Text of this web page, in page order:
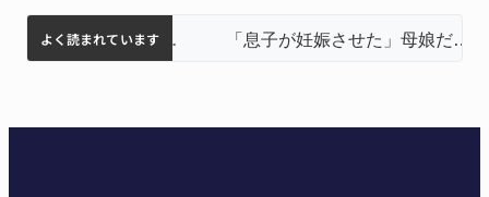
よく読まれています
名張市水道料金47％値上げへ 答申案、審議会で大筋まとまる
器物損壊容疑で83歳女逮捕 伊賀署
中学校の陶壁モニュメント 地元建設会社がボランティアで清掃 伊賀
名張市立病院のDMAT、熊本地震の被災地へ 能登以来3回目の派遣 「息子が妊娠させた」母娘だまされ400万円詐欺被害 名張